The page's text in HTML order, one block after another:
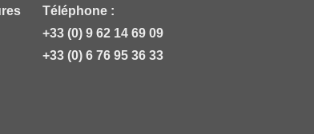
Téléphone :
+33 (0) 9 62 14 69 09
+33 (0) 6 76 95 36 33